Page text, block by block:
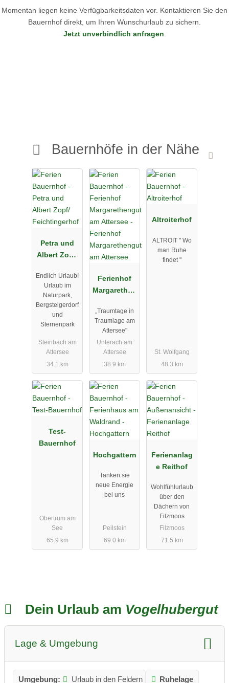
Momentan liegen keine Verfügbarkeitsdaten vor. Kontaktieren Sie den
Bauernhof direkt, um Ihren Wunschurlaub zu sichern.
Jetzt unverbindlich anfragen.
Bauernhöfe in der Nähe
Petra und
Albert Zopf/
of
Endlich Urlaub!
Urlaub im
Naturpark,
Bergsteigerdorf
und
Sternenpark
Steinbach am
Attersee
34.1 km
Ferienhof
Margarethen
Attersee
„Traumtage in
Traumlage am
Attersee"
Unterach am
Attersee
38.9 km
Altroiterhof
ALTROIT " Wo
man Ruhe
findet "
St. Wolfgang
48.3 km
Test-
Bauernhof
Obertrum am
See
65.9 km
Hochgattern
Tanken sie
neue Energie
bei uns
Peilstein
69.0 km
Ferienanlag
e Reithof
Wohlfühlurlaub
über den
Dächern von
Filzmoos
Filzmoos
71.5 km
Dein Urlaub am Vogelhubergut
Lage & Umgebung
Umgebung: Urlaub in den Feldern Ruhelage